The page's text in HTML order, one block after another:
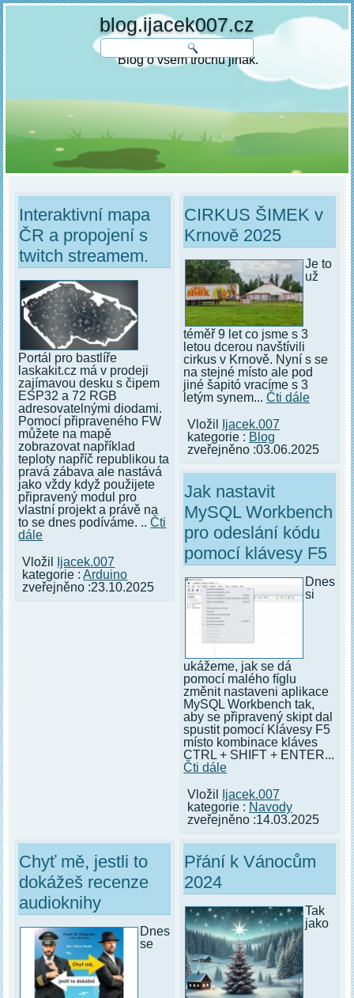
blog.ijacek007.cz
Blog o všem trochu jinak.
Interaktivní mapa
ČR a propojení s
twitch streamem.
Portál pro bastlíře
laskakit.cz má v prodeji
zajímavou desku s čipem
ESP32 a 72 RGB
adresovatelnými diodami.
Pomocí připraveného FW
můžete na mapě
zobrazovat například
teploty napříč republikou ta
pravá zábava ale nastává
jako vždy když použijete
připravený modul pro
vlastní projekt a právě na
to se dnes podíváme. ..Čti
dále
Vložil
Ijacek.007
kategorie :Arduino
zveřejněno :23.10.2025
CIRKUS ŠIMEK v
Krnově 2025
Je to
už
téměř 9 let co jsme s 3
letou dcerou navštívili
cirkus v Krnově. Nyní s se
na stejné místo ale pod
jiné šapitó vracíme s 3
letým synem... Čti dále
Vložil
Ijacek.007
kategorie : Blog
zveřejněno :03.06.2025
Jak nastavit
MySQL Workbench
pro odeslání kódu
pomocí klávesy F5
Dnes
si
ukážeme, jak se dá
pomocí malého fíglu
změnit nastaveni aplikace
MySQL Workbench tak,
aby se připravený skipt dal
spustit pomocí Klávesy F5
místo kombinace kláves
CTRL + SHIFT + ENTER...
Čti dále
Vložil
Ijacek.007
kategorie : Navody
zveřejněno :14.03.2025
Chyť mě, jestli to
dokážeš recenze
audioknihy
Dnes
se
Přání k Vánocům
2024
Tak
jako